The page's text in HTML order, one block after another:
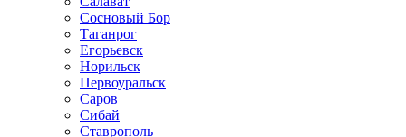
Сосновый Бор
Таганрог
Егорьевск
Норильск
Первоуральск
Саров
Сибай
Ставрополь